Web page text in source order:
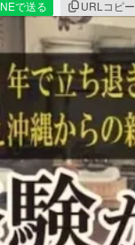
で送る URLコピー